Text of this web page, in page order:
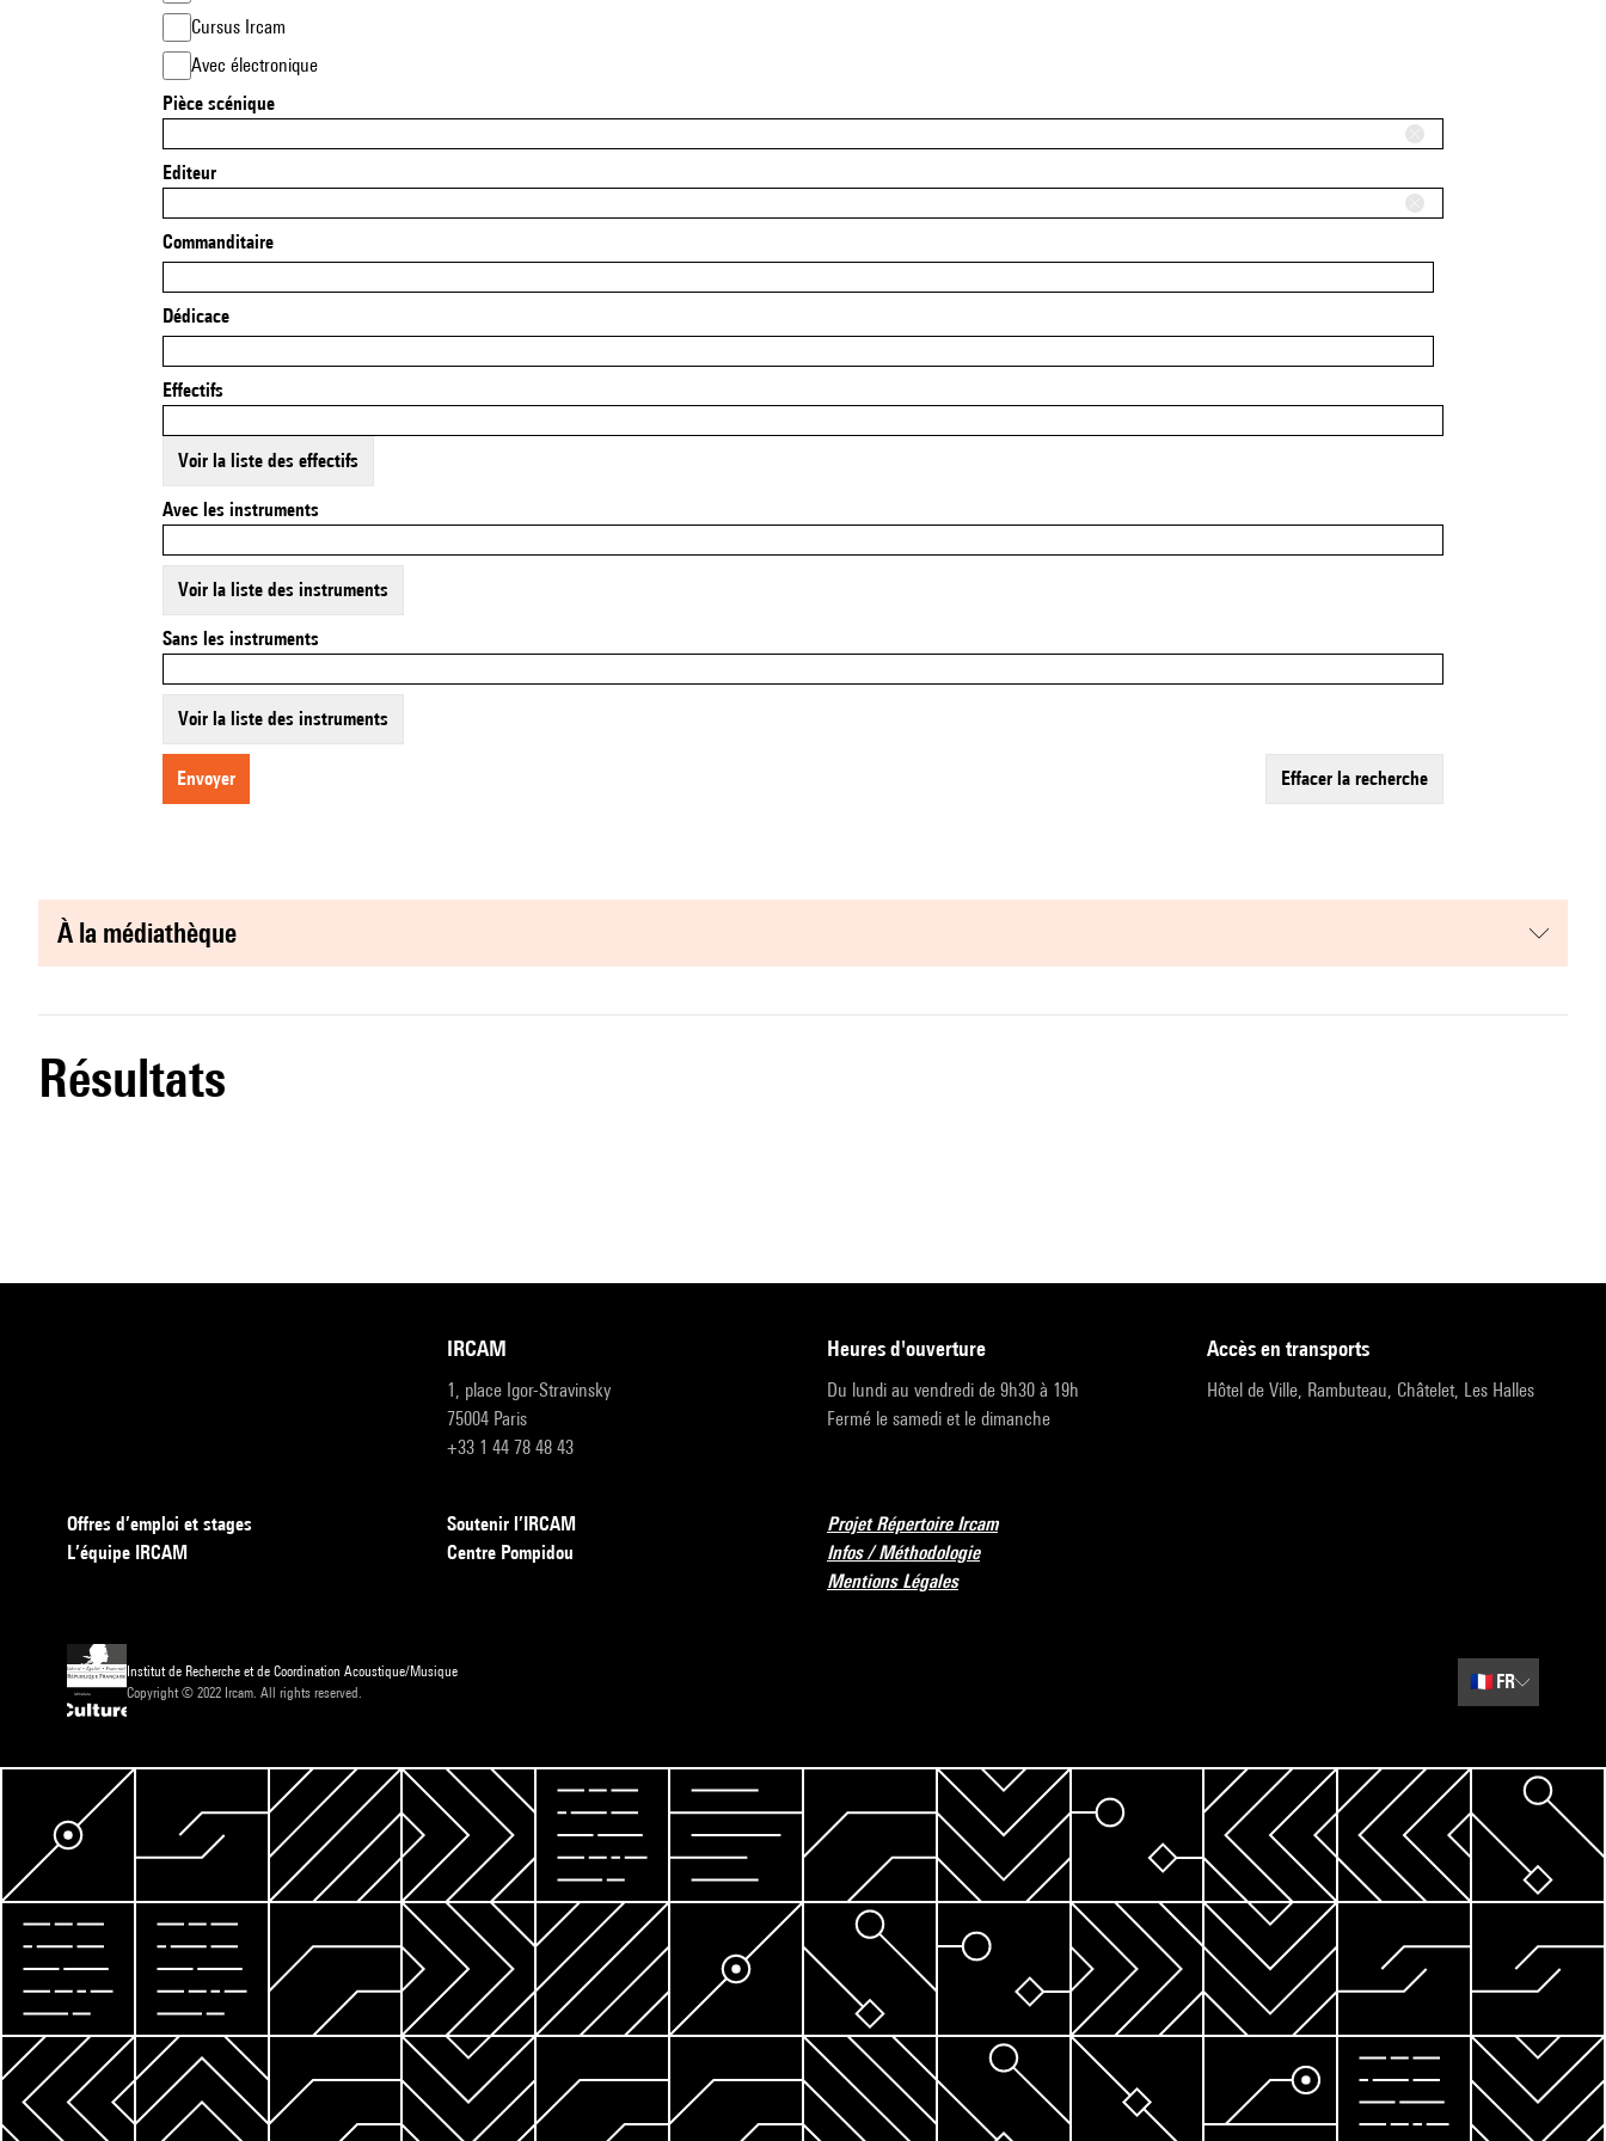
Cursus Ircam
Avec électronique
Pièce scénique
Editeur
Commanditaire
Dédicace
Effectifs
Voir la liste des effectifs
Avec les instruments
Voir la liste des instruments
Sans les instruments
Voir la liste des instruments
envoyer effacer la recherche
à la médiathèque
résultats
IRCAM
1, place Igor-Stravinsky
75004 Paris
+33 1 44 78 48 43
heures d'ouverture
Du lundi au vendredi de 9h30 à 19h
Fermé le samedi et le dimanche
accès en transports
Hôtel de Ville, Rambuteau, Châtelet, Les Halles
Offres d’emploi et stages
L’équipe IRCAM
Soutenir l’IRCAM
Centre Pompidou
Projet Répertoire Ircam
Infos / Méthodologie
Mentions Légales
Institut de Recherche et de Coordination Acoustique/Musique
Copyright © 2022 Ircam. All rights reserved.
🇫🇷 FR